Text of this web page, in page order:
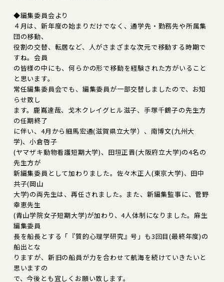
◆編集委員会より
４月は、新年度の始まりだけでなく、通学先・勤務先や所属集
団の移動、
役割の交替、転居など、人がさまざまな次元で移動する時期で
すね。会員
の皆様の中にも、何らかの形で移動を経験された方がいること
と思います。
常任編集委員会でも、編集委員が一部交替しましたので、お知
らせ致し
ます。鹿嶌達哉、戈木クレイグヒル滋子、手塚千鶴子の先生方
の任期終了
に伴い、4月から細馬宏通(滋賀県立大学）、南博文(九州大
学)、小倉啓子
(ヤマザキ動物看護短期大学)、田垣正晋(大阪府立大学)の4名の
先生方が
新編集委員として加わりました。佐々木正人(東京大学)、田中
共子(岡山
大学)の両先生は、再任されました。また、新編集監事に、菅野
幸恵先生
(青山学院女子短期大学)が加わり、4人体制になりました。麻生
編集委員
長を船長とする「『質的心理学研究』号」も3回目(最終年度)の
船出とな
りますが、新旧の船員が力を合わせて航海を続けていきたいと
思いますの
で、今後とも宜しくお願い致します。